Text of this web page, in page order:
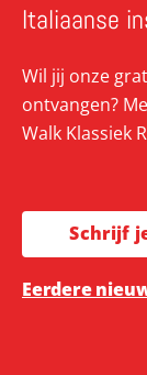
Italiaanse
Wil jij onze
ontvangen?
Walk Klassiek
Schrijf
Eerdere